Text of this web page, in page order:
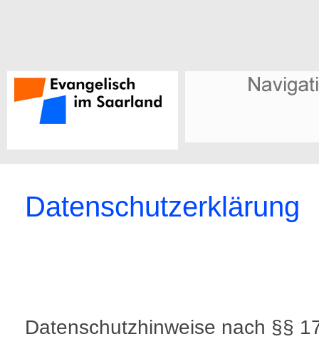
Datenschutzerklärung
Datenschutzhinweise nach §§